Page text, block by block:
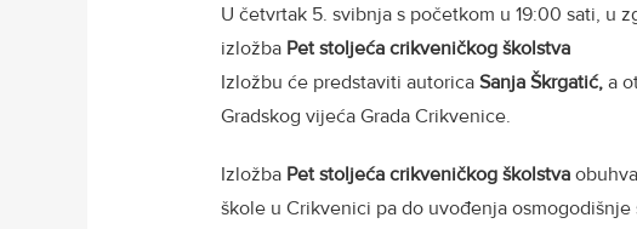
U četvrtak 5. svibnja s početkom u 19:00 sati, u
izložba Pet stoljeća crikveničkog školstva
Izložbu će predstaviti autorica Sanja Škrgatić, a
Gradskog vijeća Grada Crikvenice.
Izložba Pet stoljeća crikveničkog školstva
škole u Crikvenici pa do uvođenja